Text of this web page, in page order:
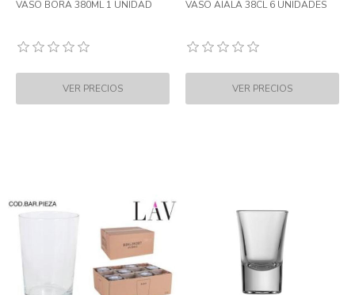
VASO BORA 380ML 1 UNIDAD VASO AIALA 38CL 6 UNIDADES